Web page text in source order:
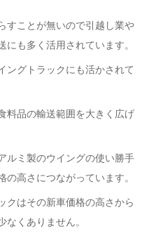
すことが無いので引越し業や
も多く活用されています。
ングトラックにも活かされて
料品の輸送範囲を大きく広げ
ルミ製のウイングの使い勝手
高さにつながっています。
クはその新車価格の高さから
くありません。